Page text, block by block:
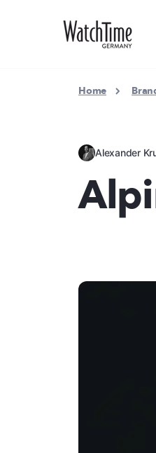
Home
Alexander